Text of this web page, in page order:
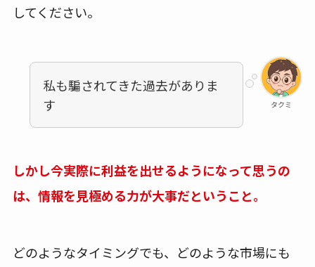
してください。
タクミ
私も騙されてきた過去がありま
す
しかし今実際に利益を出せるようになって思うの
は、情報を見極める力が大事だということ。
どのようなタイミングでも、どのような市場にも